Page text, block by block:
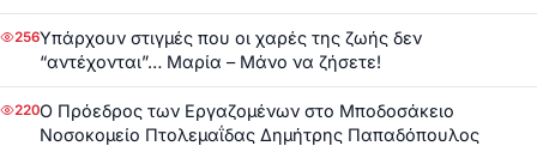
256Υπάρχουν στιγμές που οι χαρές της ζωής δεν
“αντέχονται”… Μαρία – Μάνο να ζήσετε!
220Ο Πρόεδρος των Εργαζομένων στο Μποδοσάκειο
Νοσοκομείο Πτολεμαΐδας Δημήτρης Παπαδόπουλος